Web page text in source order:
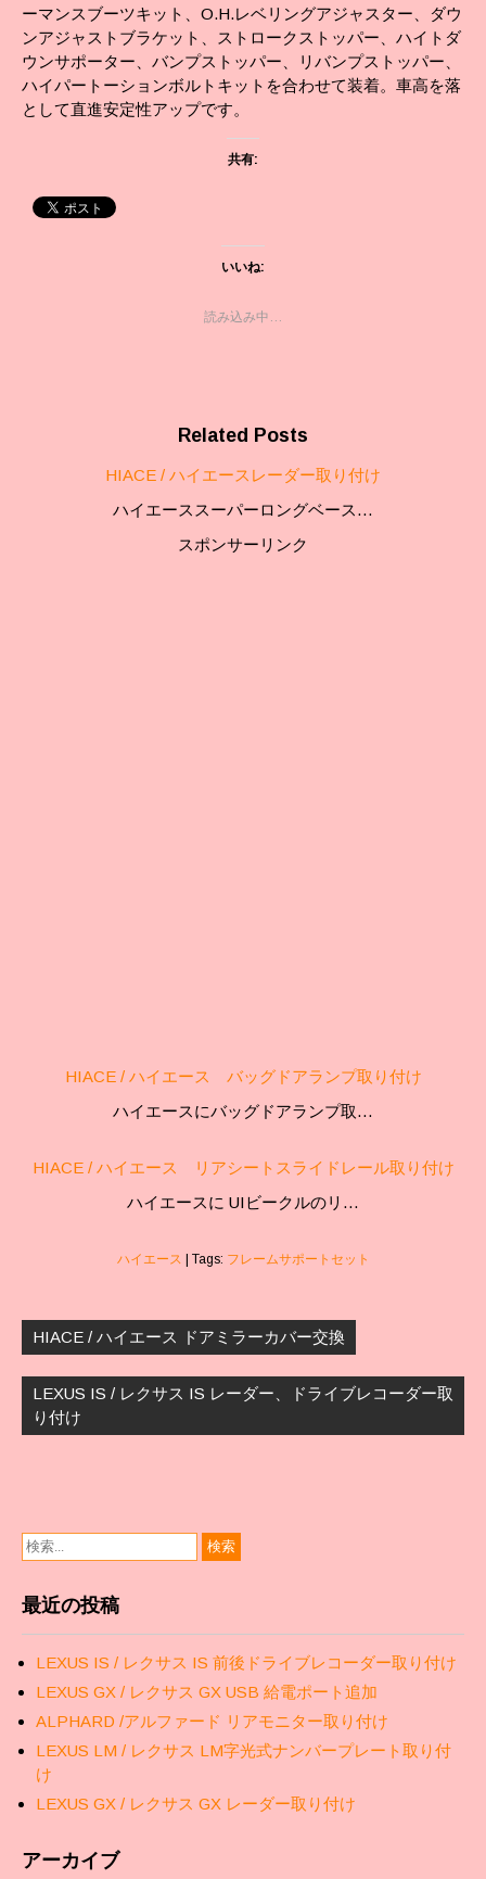
ーマンスブーツキット、O.H.レベリングアジャスター、ダウ
ンアジャストブラケット、ストロークストッパー、ハイトダ
ウンサポーター、バンプストッパー、リバンプストッパー、
ハイパートーションボルトキットを合わせて装着。車高を落
として直進安定性アップです。
共有:
いいね:
読み込み中…
Related Posts
HIACE / ハイエースレーダー取り付け
ハイエーススーパーロングベース…
スポンサーリンク
HIACE / ハイエース バッグドアランプ取り付け
ハイエースにバッグドアランプ取…
HIACE / ハイエース リアシートスライドレール取り付け
ハイエースに UIビークルのリ…
ハイエース | Tags: フレームサポートセット
稿
ナ
ビ
ゲ
ー
HIACE / ハイエース ドアミラーカバー交換
LEXUS IS / レクサス IS レーダー、ドライブレコーダー取
り付け
最近の投稿
LEXUS IS / レクサス IS 前後ドライブレコーダー取り付け
LEXUS GX / レクサス GX USB 給電ポート追加
ALPHARD /アルファード リアモニター取り付け
LEXUS LM / レクサス LM字光式ナンバープレート取り付
け
LEXUS GX / レクサス GX レーダー取り付け
アーカイブ